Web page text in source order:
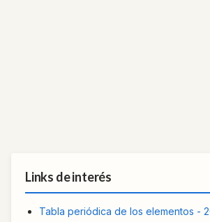
Links de interés
Tabla periódica de los elementos -